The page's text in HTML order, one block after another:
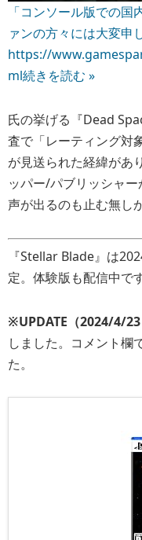
「コンソール版での
ァンの方々には大変申
https://
ml続きを読む »
氏の挙げる『Dead
査で「レーティング対
が見送られた経緯があ
ッパー/パブリッシャー
声が出るのも止む無し
『Stellar Blade』は
定。体験版も配信中です
※UPDATE（2024/4/23
しました。コメント欄
た。